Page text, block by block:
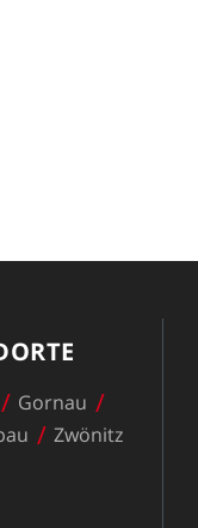
Gornau
Zwönitz